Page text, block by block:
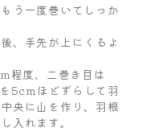
う一度巻いてしっか
、手先が上にくるよ
程度、二巻き目は
5cmほどずらして羽
央に山を作り、羽根
入れます。